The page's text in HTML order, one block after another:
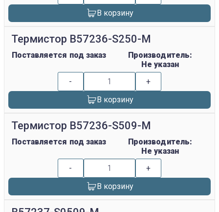
В корзину
Термистор B57236-S250-M
Поставляется под заказ
Производитель:
Не указан
-
+
В корзину
Термистор B57236-S509-M
Поставляется под заказ
Производитель:
Не указан
-
+
В корзину